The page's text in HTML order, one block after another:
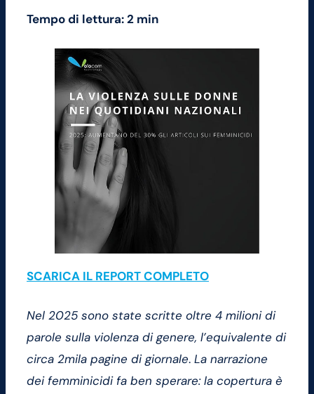
Tempo di lettura: 2 min
SCARICA IL REPORT COMPLETO
Nel 2025 sono state scritte oltre 4 milioni di
parole sulla violenza di genere, l’equivalente di
circa 2mila pagine di giornale. La narrazione
dei femminicidi fa ben sperare: la copertura è